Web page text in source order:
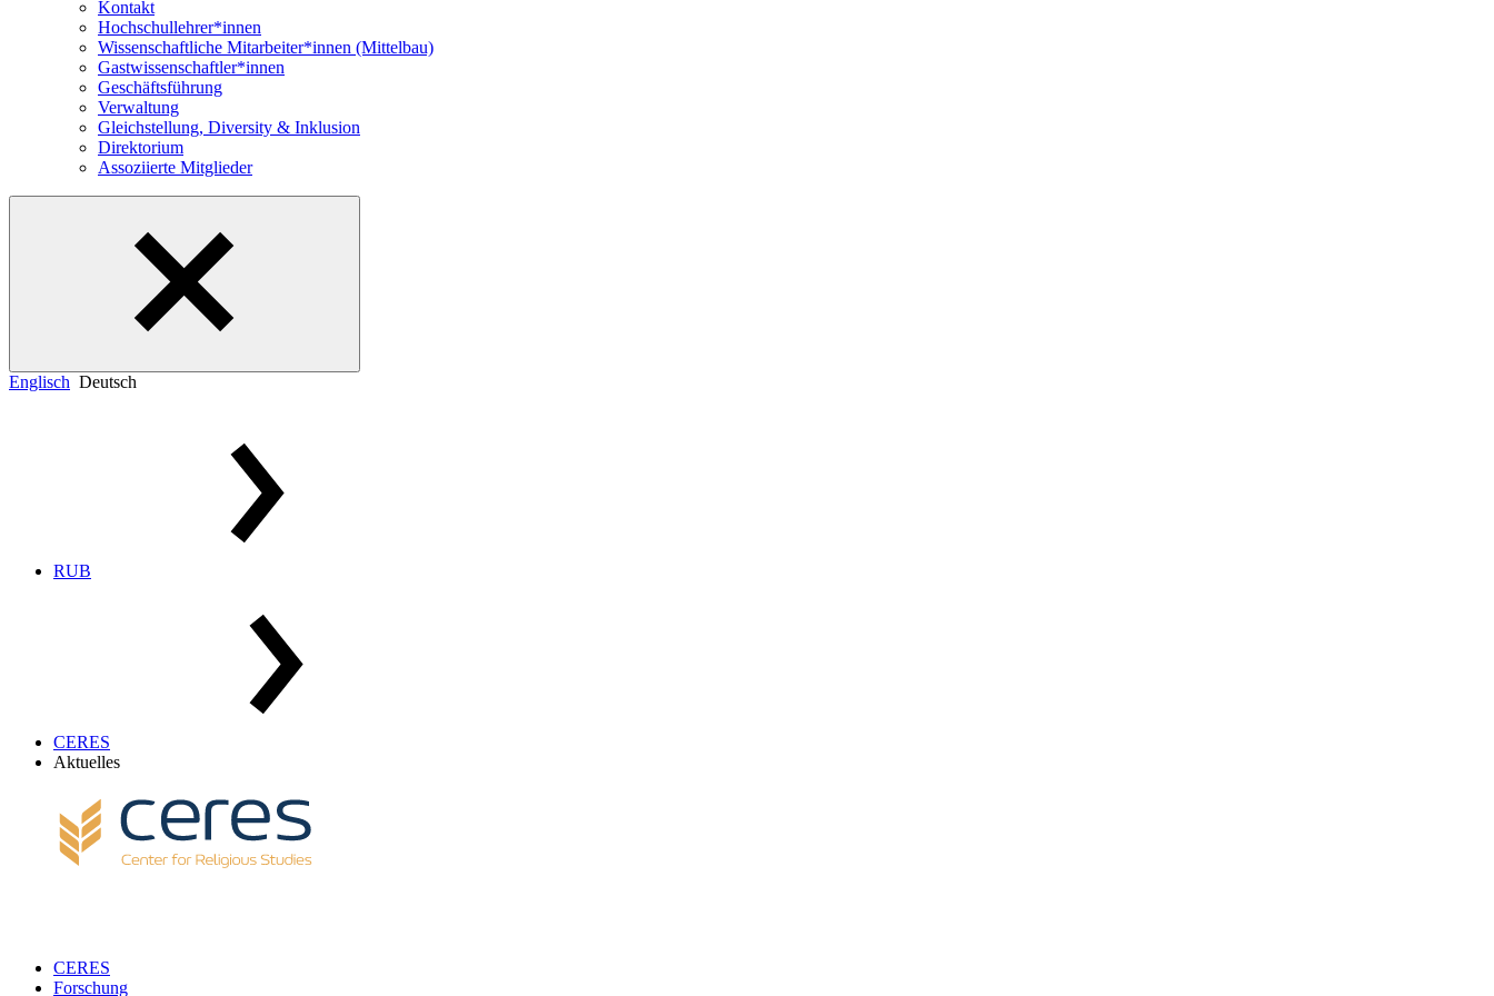
Kontakt
Hochschullehrer*innen
Wissenschaftliche Mitarbeiter*innen (Mittelbau)
Gastwissenschaftler*innen
Geschäftsführung
Verwaltung
Gleichstellung, Diversity & Inklusion
Direktorium
Assoziierte Mitglieder
Englisch Deutsch
RUB
CERES
Aktuelles
CERES
Forschung